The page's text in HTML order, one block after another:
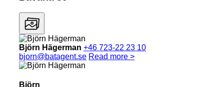
Björn Hägerman +46 723-22 23 10
bjorn@batagent.se Read more >
Björn